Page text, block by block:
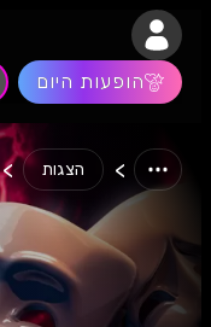
הופעות היום
> הצגות >